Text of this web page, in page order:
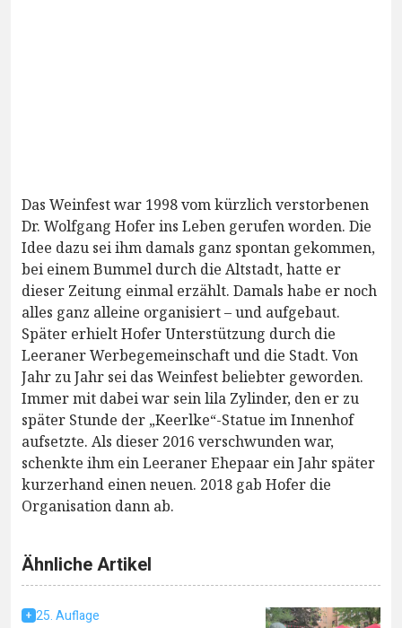
Das Weinfest war 1998 vom kürzlich verstorbenen
Dr. Wolfgang Hofer ins Leben gerufen worden. Die
Idee dazu sei ihm damals ganz spontan gekommen,
bei einem Bummel durch die Altstadt, hatte er
dieser Zeitung einmal erzählt. Damals habe er noch
alles ganz alleine organisiert – und aufgebaut.
Später erhielt Hofer Unterstützung durch die
Leeraner Werbegemeinschaft und die Stadt. Von
Jahr zu Jahr sei das Weinfest beliebter geworden.
Immer mit dabei war sein lila Zylinder, den er zu
später Stunde der „Keerlke“-Statue im Innenhof
aufsetzte. Als dieser 2016 verschwunden war,
schenkte ihm ein Leeraner Ehepaar ein Jahr später
kurzerhand einen neuen. 2018 gab Hofer die
Organisation dann ab.
Ähnliche Artikel
25. Auflage